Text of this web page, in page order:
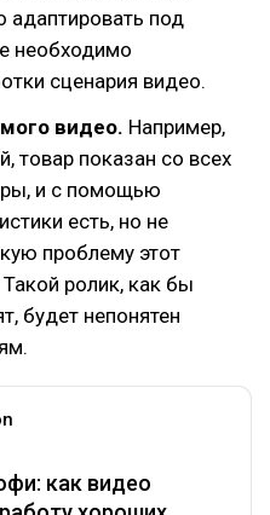
адаптировать под
необходимо
сценария видео.
видео. Например,
товар показан со всех
и с помощью
есть, но не
проблему этот
ролик, как бы
будет непонятен
как видео